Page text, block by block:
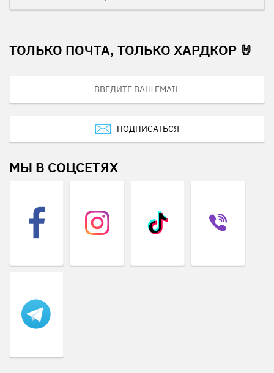
ТОЛЬКО ПОЧТА, ТОЛЬКО ХАРДКОР 🤘
ПОДПИСАТЬСЯ
МЫ В СОЦСЕТЯХ